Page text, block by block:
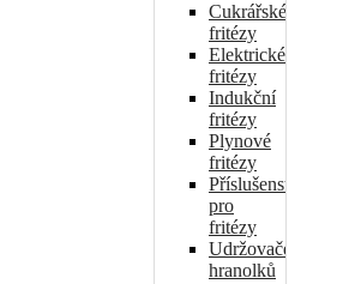
Cukrářské
fritézy
Elektrické
fritézy
Indukční
fritézy
Plynové
fritézy
Příslušenství
pro
fritézy
Udržovače
hranolků